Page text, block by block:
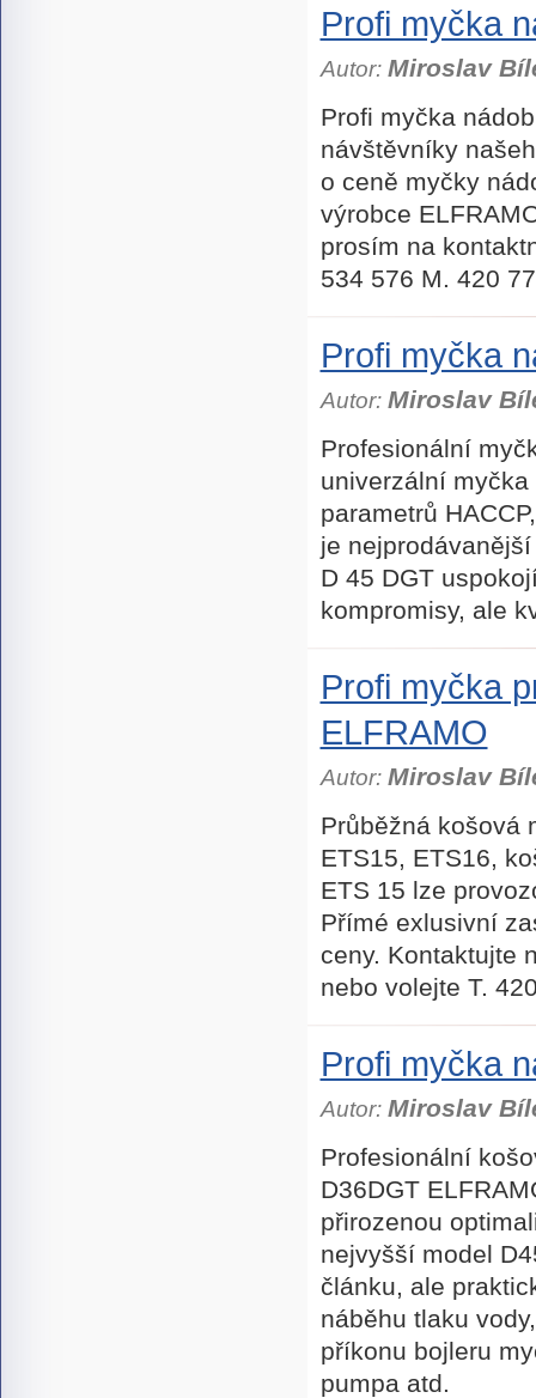
Profi myčka
Autor: Miroslav
Profi myčka
návštěvníky
o ceně myčky
výrobce
prosím na
534 576 M. 420
Profi myčka
Autor: Miroslav
Profesionální
univerzální
parametrů
je
D 45 DGT
kompromisy, ale
Profi myčka
ELFRAMO
Autor: Miroslav
Průběžná košová
ETS15, ETS16,
ETS 15 lze
Přímé exlusivní
ceny. Kontaktujte
nebo volejte T.
Profi myčka
Autor: Miroslav
Profesionální
D36DGT
přirozenou
nejvyšší model
článku, ale
náběhu tlaku
příkonu bojleru
pumpa atd.